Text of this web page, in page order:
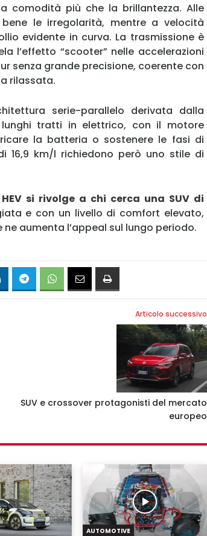
comodità più che la brillantezza. Alle
le irregolarità, mentre a velocità
evidente in curva. La trasmissione è
l’effetto “scooter” nelle accelerazioni
senza grande precisione, coerente con
rilassata.
serie-parallelo derivata dalla
tratti in elettrico, con il motore
la batteria o sostenere le fasi di
16,9 km/l richiedono però uno stile di
si rivolge a chi cerca una SUV di
e con un livello di comfort elevato,
aumenta l’appeal sul lungo periodo.
Articolo successivo
SUV e crossover protagonisti del mercato
europeo
AUTOMOTIVE